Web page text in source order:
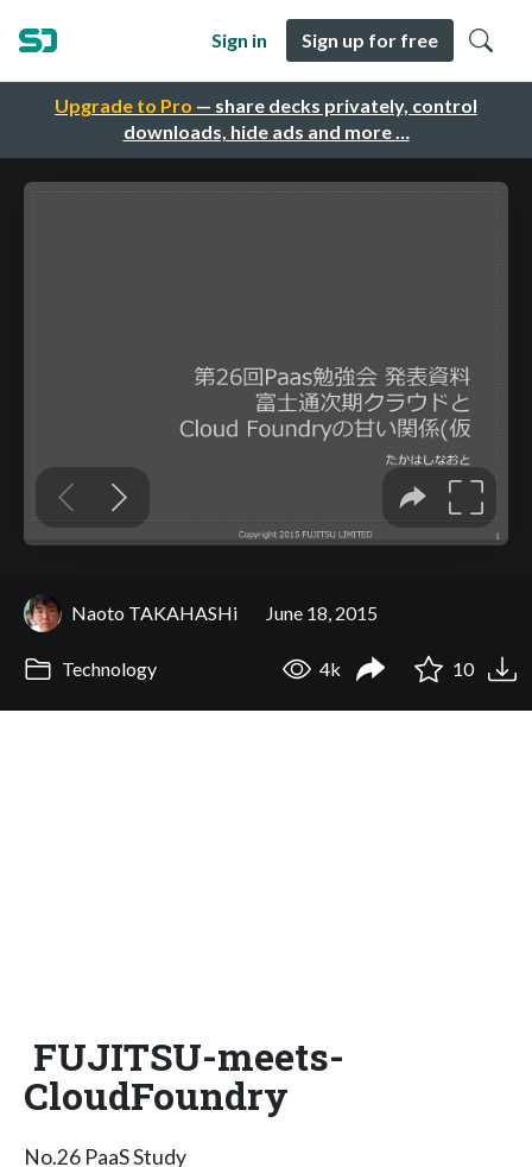
Upgrade to Pro — share decks privately, control
downloads, hide ads and more …
Sign in Sign up for free
Naoto TAKAHASHi June 18, 2015
Technology 4k 10
FUJITSU-meets-
CloudFoundry
No.26 PaaS Study